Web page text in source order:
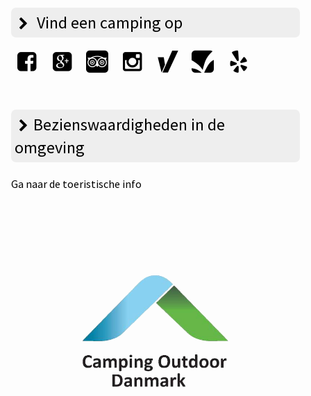
Vind een camping op
Bezienswaardigheden in de
omgeving
Ga naar de toeristische info